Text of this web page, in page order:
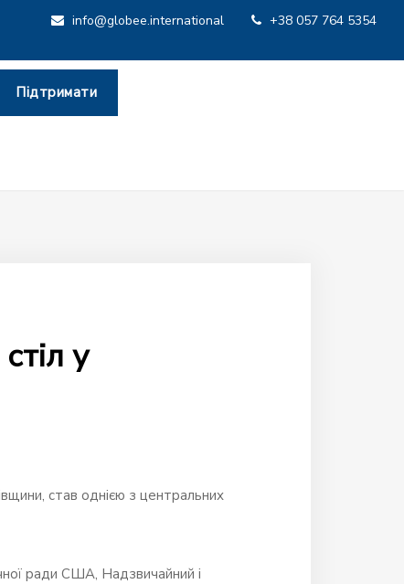
+38 057 764 5354
info@globee.international
Підтримати
у
став однією з центральних
ради США, Надзвичайний і